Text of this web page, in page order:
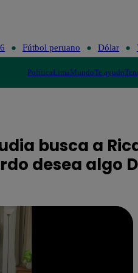
Fútbol peruano Dólar
PolíticaLimaMundoTe ayudo
busca a
desea algo